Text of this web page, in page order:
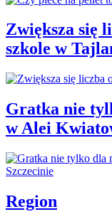
Zwiększa się
szkole w
Gratka nie
w Alei
Region